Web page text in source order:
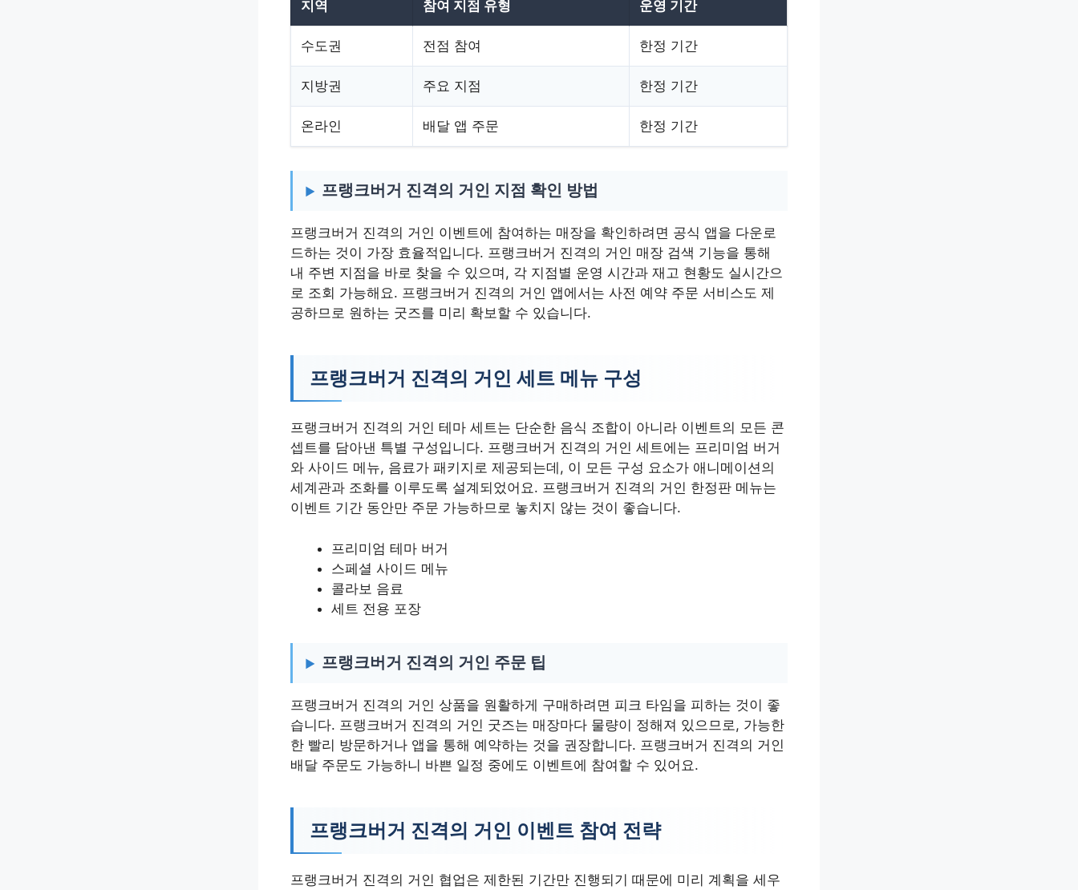
지역 참여 지점 유형 운영 기간
수도권 전점 참여 한정 기간
지방권 주요 지점 한정 기간
온라인 배달 앱 주문 한정 기간
프랭크버거 진격의 거인 지점 확인 방법
프랭크버거 진격의 거인 이벤트에 참여하는 매장을 확인하려면 공식 앱을 다운로
드하는 것이 가장 효율적입니다. 프랭크버거 진격의 거인 매장 검색 기능을 통해
내 주변 지점을 바로 찾을 수 있으며, 각 지점별 운영 시간과 재고 현황도 실시간으
로 조회 가능해요. 프랭크버거 진격의 거인 앱에서는 사전 예약 주문 서비스도 제
공하므로 원하는 굿즈를 미리 확보할 수 있습니다.
프랭크버거 진격의 거인 세트 메뉴 구성
프랭크버거 진격의 거인 테마 세트는 단순한 음식 조합이 아니라 이벤트의 모든 콘
셉트를 담아낸 특별 구성입니다. 프랭크버거 진격의 거인 세트에는 프리미엄 버거
와 사이드 메뉴, 음료가 패키지로 제공되는데, 이 모든 구성 요소가 애니메이션의
세계관과 조화를 이루도록 설계되었어요. 프랭크버거 진격의 거인 한정판 메뉴는
이벤트 기간 동안만 주문 가능하므로 놓치지 않는 것이 좋습니다.
프리미엄 테마 버거
스페셜 사이드 메뉴
콜라보 음료
세트 전용 포장
프랭크버거 진격의 거인 주문 팁
프랭크버거 진격의 거인 상품을 원활하게 구매하려면 피크 타임을 피하는 것이 좋
습니다. 프랭크버거 진격의 거인 굿즈는 매장마다 물량이 정해져 있으므로, 가능한
한 빨리 방문하거나 앱을 통해 예약하는 것을 권장합니다. 프랭크버거 진격의 거인
배달 주문도 가능하니 바쁜 일정 중에도 이벤트에 참여할 수 있어요.
프랭크버거 진격의 거인 이벤트 참여 전략
프랭크버거 진격의 거인 협업은 제한된 기간만 진행되기 때문에 미리 계획을 세우